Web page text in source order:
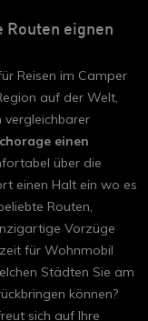
Routen eignen
Reisen im Camper
auf der Welt,
einen
über die
einen Halt ein wo es
Routen,
Vorzüge
für Wohnmobil
Städten Sie am
können?
sich auf Ihre